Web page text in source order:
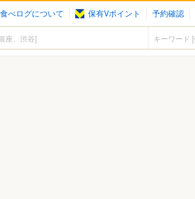
食べログについて 保有Vポイント 予約確認